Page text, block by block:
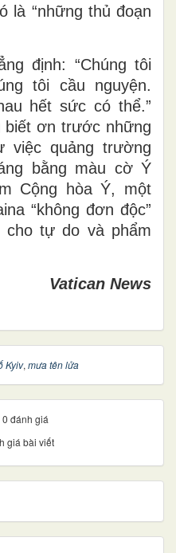
là “những thủ đoạn
định: “Chúng tôi
tôi cầu nguyện.
hết sức có thể.”
biết ơn trước những
việc quảng trường
bằng màu cờ Ý
Cộng hòa Ý, một
“không đơn độc”
cho tự do và phẩm
Vatican News
Kyiv, mưa tên lửa
đánh giá
giá bài viết